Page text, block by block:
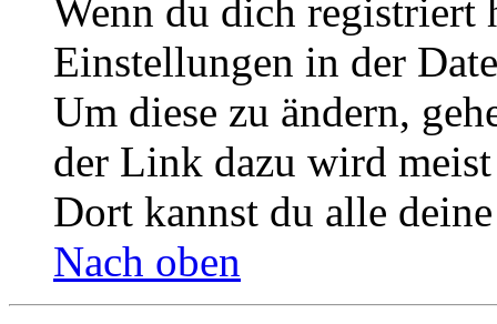
Wenn du dich registriert
Einstellungen in der
Um diese zu ändern,
der Link dazu wird
Dort kannst du alle
Nach oben